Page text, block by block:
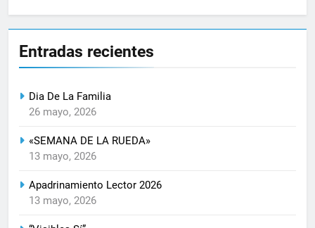
Entradas recientes
Dia De La Familia
26 mayo, 2026
«SEMANA DE LA RUEDA»
13 mayo, 2026
Apadrinamiento Lector 2026
13 mayo, 2026